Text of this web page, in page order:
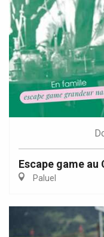
Escape game au
Paluel